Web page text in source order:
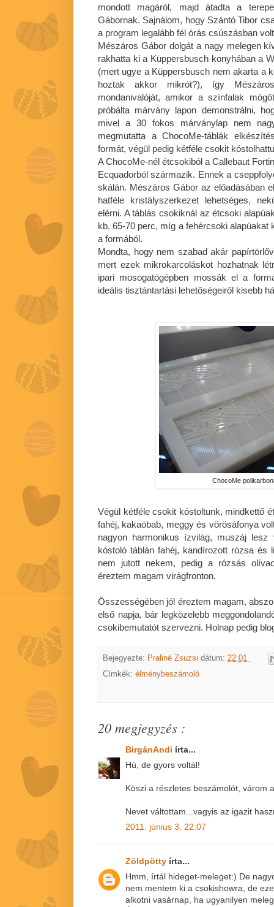
mondott magáról, majd átadta a
Gábornak. Sajnálom, hogy Szántó Tibor
a program legalább fél órás csúszásban
Mészáros Gábor dolgát a nagy melegen
rakhatta ki a Küppersbusch konyhában a
(mert ugye a Küppersbusch nem akarta a
hoztak akkor mikrót?), így
mondanivalóját, amikor a színfalak
próbálta márvány lapon demonstrálni,
mivel a 30 fokos márványlap nem
megmutatta a ChocoMe-táblák
formát, végül pedig kétféle csokit
A ChocoMe-nél étcsokiból a Callebaut
Ecquadorból származik. Ennek a
skálán. Mészáros Gábor az előadásában
hatféle kristályszerkezet lehetséges,
elérni. A táblás csokiknál az étcsoki
kb. 65-70 perc, míg a fehércsoki alapúakat
a formából.
Mondta, hogy nem szabad akár
mert ezek mikrokarcoláskot hozhatnak
ipari mosogatógépben mossák el a
ideális tisztántartási lehetőségeiről kisebb
ChocoMe
Végül kétféle csokit kóstoltunk, mindkettő
fahéj, kakaóbab, meggy és vörösáfonya
nagyon harmonikus ízvilág, muszáj lesz
kóstoló táblán fahéj, kandírozott rózsa
nem jutott nekem, pedig a rózsás
éreztem magam virágfronton.
Összességében jól éreztem magam,
első napja, bár legközelebb
csokibemutatót szervezni. Holnap pedig
Bejegyezte: Praliné Zsuzsi dátum: 22:01
Címkék: élménybeszámoló
20 megjegyzés :
BirgánAndi írta...
Hú, de gyors voltál!
Köszi a részletes beszámolót, várom
Nevet váltottam...vagyis az igazit
2011. június 3. 22:07
Zöldpötty írta...
Hmm, írtál hideget-meleget:) De
nem mentem ki a csokishowra, de
alkotni vasárnap, ha ugyanilyen